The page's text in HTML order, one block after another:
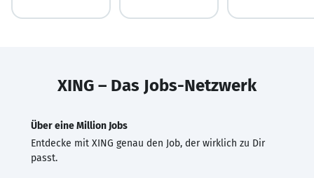
XING – Das Jobs-Netzwerk
Über eine Million Jobs
Entdecke mit XING genau den Job, der wirklich zu Dir
passt.